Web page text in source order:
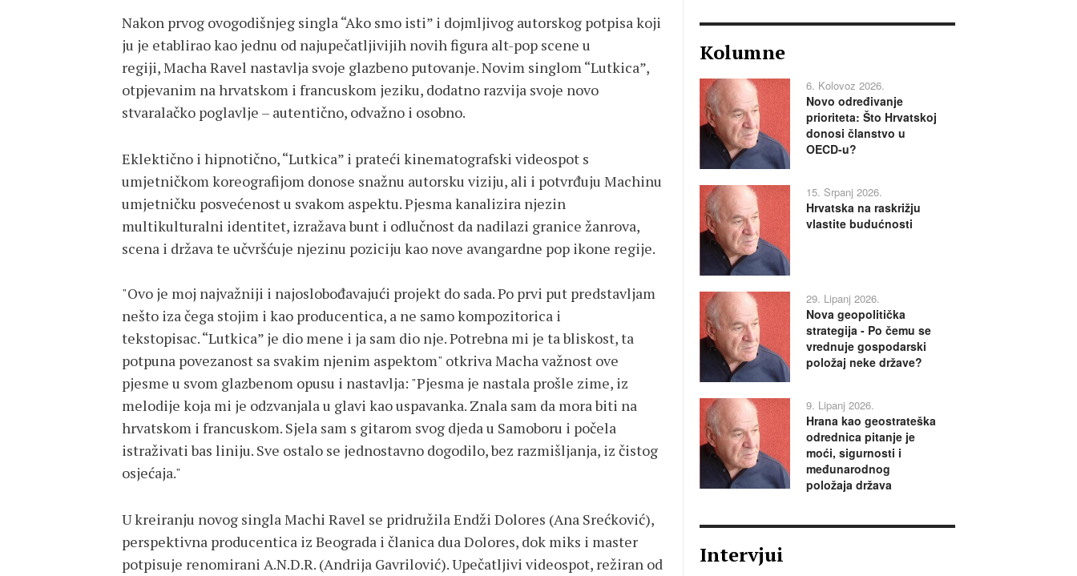
Nakon prvog ovogodišnjeg singla “Ako smo isti” i dojmljivog autorskog potpisa koji
ju je etablirao kao jednu od najupečatljivijih novih figura alt-pop scene u
regiji, Macha Ravel nastavlja svoje glazbeno putovanje. Novim singlom “Lutkica”,
otpjevanim na hrvatskom i francuskom jeziku, dodatno razvija svoje novo
stvaralačko poglavlje – autentično, odvažno i osobno.
Eklektično i hipnotično, “Lutkica” i prateći kinematografski videospot s
umjetničkom koreografijom donose snažnu autorsku viziju, ali i potvrđuju Machinu
umjetničku posvećenost u svakom aspektu. Pjesma kanalizira njezin
multikulturalni identitet, izražava bunt i odlučnost da nadilazi granice žanrova,
scena i država te učvršćuje njezinu poziciju kao nove avangardne pop ikone regije.
"Ovo je moj najvažniji i najoslobođavajući projekt do sada. Po prvi put predstavljam
nešto iza čega stojim i kao producentica, a ne samo kompozitorica i
tekstopisac. “Lutkica” je dio mene i ja sam dio nje. Potrebna mi je ta bliskost, ta
potpuna povezanost sa svakim njenim aspektom" otkriva Macha važnost ove
pjesme u svom glazbenom opusu i nastavlja: "Pjesma je nastala prošle zime, iz
melodije koja mi je odzvanjala u glavi kao uspavanka. Znala sam da mora biti na
hrvatskom i francuskom. Sjela sam s gitarom svog djeda u Samoboru i počela
istraživati bas liniju. Sve ostalo se jednostavno dogodilo, bez razmišljanja, iz čistog
osjećaja."
U kreiranju novog singla Machi Ravel se pridružila Endži Dolores (Ana Srećković),
perspektivna producentica iz Beograda i članica dua Dolores, dok miks i master
potpisuje renomirani A.N.D.R. (Andrija Gavrilović). Upečatljivi videospot, režiran od
Kolumne
6. Kolovoz 2026.
Novo određivanje
prioriteta: Što Hrvatskoj
donosi članstvo u
OECD-u?
15. Srpanj 2026.
Hrvatska na raskrižju
vlastite budućnosti
29. Lipanj 2026.
Nova geopolitička
strategija - Po čemu se
vrednuje gospodarski
položaj neke države?
9. Lipanj 2026.
Hrana kao geostrateška
odrednica pitanje je
moći, sigurnosti i
međunarodnog
položaja država
Intervjui